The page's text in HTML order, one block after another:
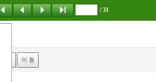
/ 31
이 동